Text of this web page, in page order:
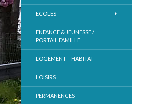
ECOLES
ENFANCE & JEUNESSE /
PORTAIL FAMILLE
LOGEMENT – HABITAT
LOISIRS
PERMANENCES